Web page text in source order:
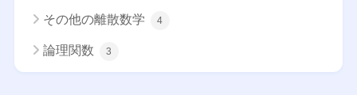
その他の離散数学 4
論理関数 3